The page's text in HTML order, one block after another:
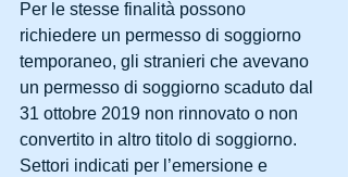
Per le stesse finalità possono
richiedere un permesso di soggiorno
temporaneo, gli stranieri che avevano
un permesso di soggiorno scaduto dal
31 ottobre 2019 non rinnovato o non
convertito in altro titolo di soggiorno.
Settori indicati per l’emersione e